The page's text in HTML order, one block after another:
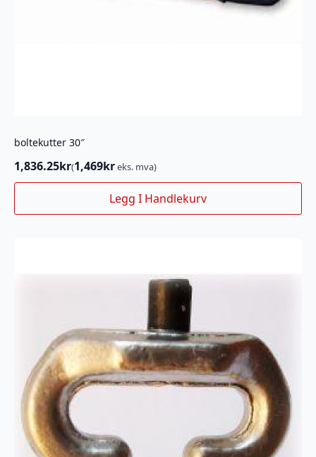
boltekutter 30″
1,836.25kr(1,469kreks. mva)
Legg I Handlekurv